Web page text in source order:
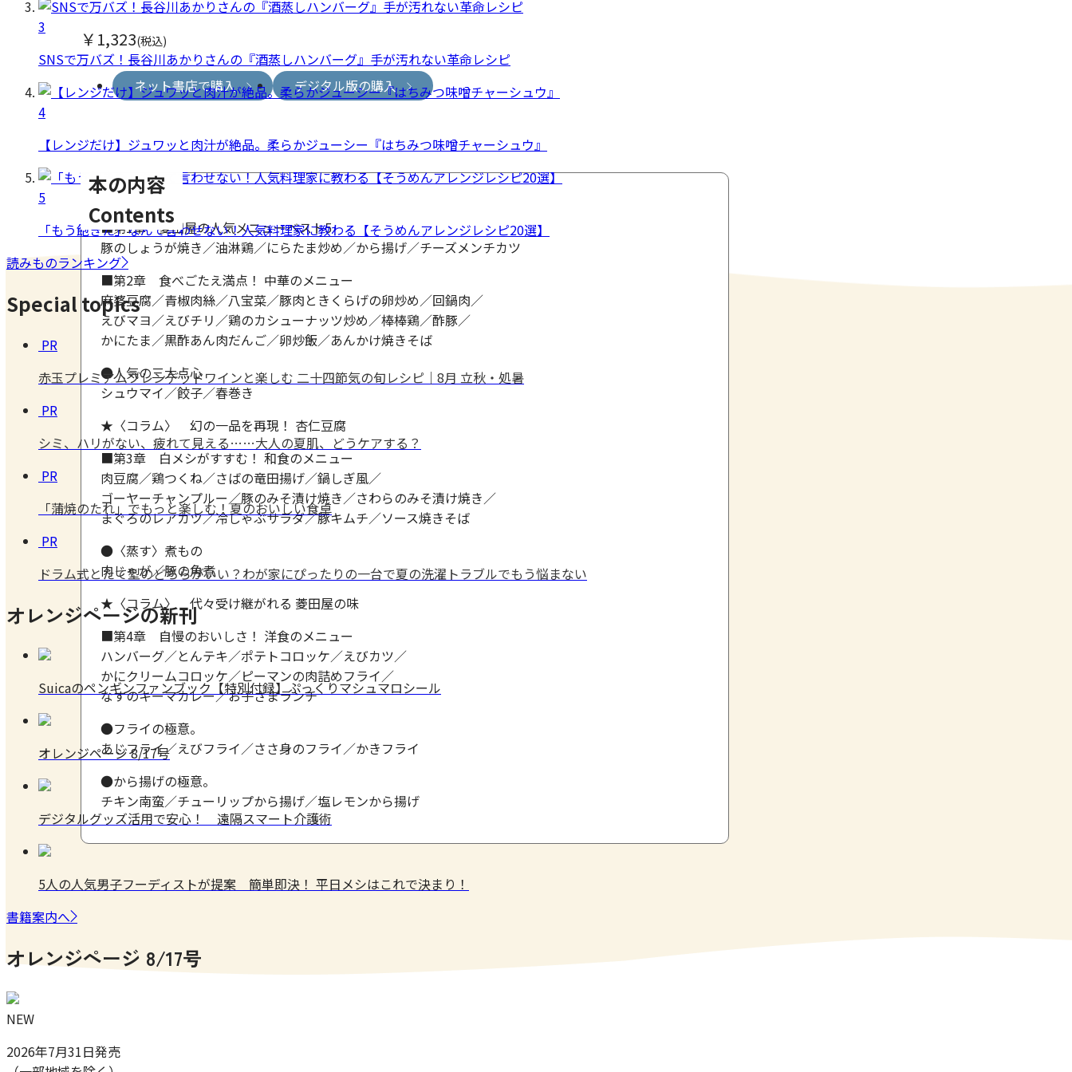
￥1,323(税込)
ネット書店で購入 デジタル版の購入
本の内容
Contents
■第1章 菱田屋の人気メニューベスト5
豚のしょうが焼き／油淋鶏／にらたま炒め／から揚げ／チーズメンチカツ
■第2章 食べごたえ満点！ 中華のメニュー
麻婆豆腐／青椒肉絲／八宝菜／豚肉ときくらげの卵炒め／回鍋肉／
えびマヨ／えびチリ／鶏のカシューナッツ炒め／棒棒鶏／酢豚／
かにたま／黒酢あん肉だんご／卵炒飯／あんかけ焼きそば
●人気の三大点心
シュウマイ／餃子／春巻き
★〈コラム〉 幻の一品を再現！ 杏仁豆腐
■第3章 白メシがすすむ！ 和食のメニュー
肉豆腐／鶏つくね／さばの竜田揚げ／鍋しぎ風／
ゴーヤーチャンプルー／豚のみそ漬け焼き／さわらのみそ漬け焼き／
まぐろのレアカツ／冷しゃぶサラダ／豚キムチ／ソース焼きそば
●〈蒸す〉煮もの
肉じゃが／豚の角煮
★〈コラム〉 代々受け継がれる 菱田屋の味
■第4章 自慢のおいしさ！ 洋食のメニュー
ハンバーグ／とんテキ／ポテトコロッケ／えびカツ／
かにクリームコロッケ／ピーマンの肉詰めフライ／
なすのキーマカレー／お子さまランチ
●フライの極意。
あじフライ／えびフライ／ささ身のフライ／かきフライ
●から揚げの極意。
チキン南蛮／チューリップから揚げ／塩レモンから揚げ
3
SNSで万バズ！長谷川あかりさんの『酒蒸しハンバーグ』手が汚れない革命レシピ
4
【レンジだけ】ジュワッと肉汁が絶品。柔らかジューシー『はちみつ味噌チャーシュウ』
5
「もう飽きた」なんて言わせない！人気料理家に教わる【そうめんアレンジレシピ20選】
読みものランキング
Special topics
PR
赤玉プレミアムブレンデッドワインと楽しむ 二十四節気の旬レシピ｜8月 立秋・処暑
PR
シミ、ハリがない、疲れて見える……大人の夏肌、どうケアする？
PR
「蒲焼のたれ」でもっと楽しむ！夏のおいしい食卓
PR
ドラム式とたて型のどちらがいい？わが家にぴったりの一台で夏の洗濯トラブルでもう悩まない
オレンジページの新刊
Suicaのペンギンファンブック【特別付録】ぷっくりマシュマロシール
オレンジページ 8/17号
デジタルグッズ活用で安心！ 遠隔スマート介護術
5人の人気男子フーディストが提案 簡単即決！ 平日メシはこれで決まり！
書籍案内へ
オレンジページ 8/17号
NEW
2026年7月31日発売